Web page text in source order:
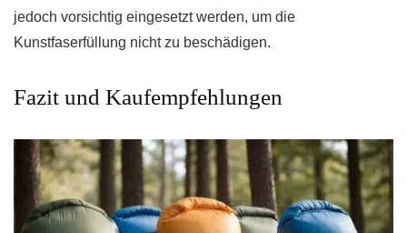
jedoch vorsichtig eingesetzt werden, um die
Kunstfaserfüllung nicht zu beschädigen.
Fazit und Kaufempfehlungen